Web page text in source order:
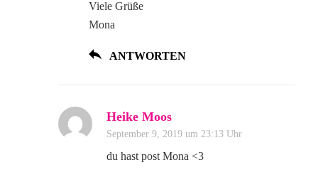
Viele Grüße
Mona
ANTWORTEN
Heike Moos
September 9, 2019 um 23:13 Uhr
du hast post Mona <3